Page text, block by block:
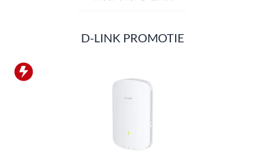
D-LINK PROMOTIE